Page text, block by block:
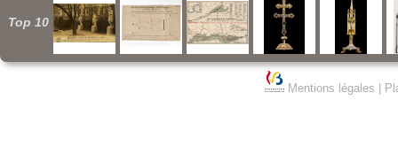
Top 10
Mentions légales